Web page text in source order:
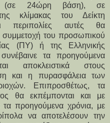
(σε 24ώρη βάση), σε
κλίμακας του Δείκτη
περιπολίες αυτές θα
συμμετοχή του προσωπικού
(ΠΥ) ή της Ελληνικής
τα προηγούμενα
αποκλειστικά στους
και η πυρασφάλεια των
Επιπροσθέτως, τα
θα εκπέμπονται και με
προηγούμενα χρόνια, με
να αποτελέσουν την